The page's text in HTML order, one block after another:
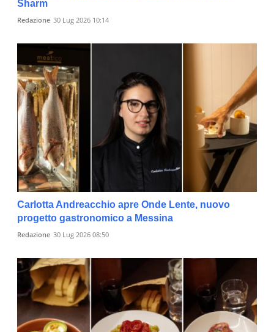
Sharm
Redazione 30 Lug 2026 10:14
Carlotta Andreacchio apre Onde Lente, nuovo
progetto gastronomico a Messina
Redazione 30 Lug 2026 08:50